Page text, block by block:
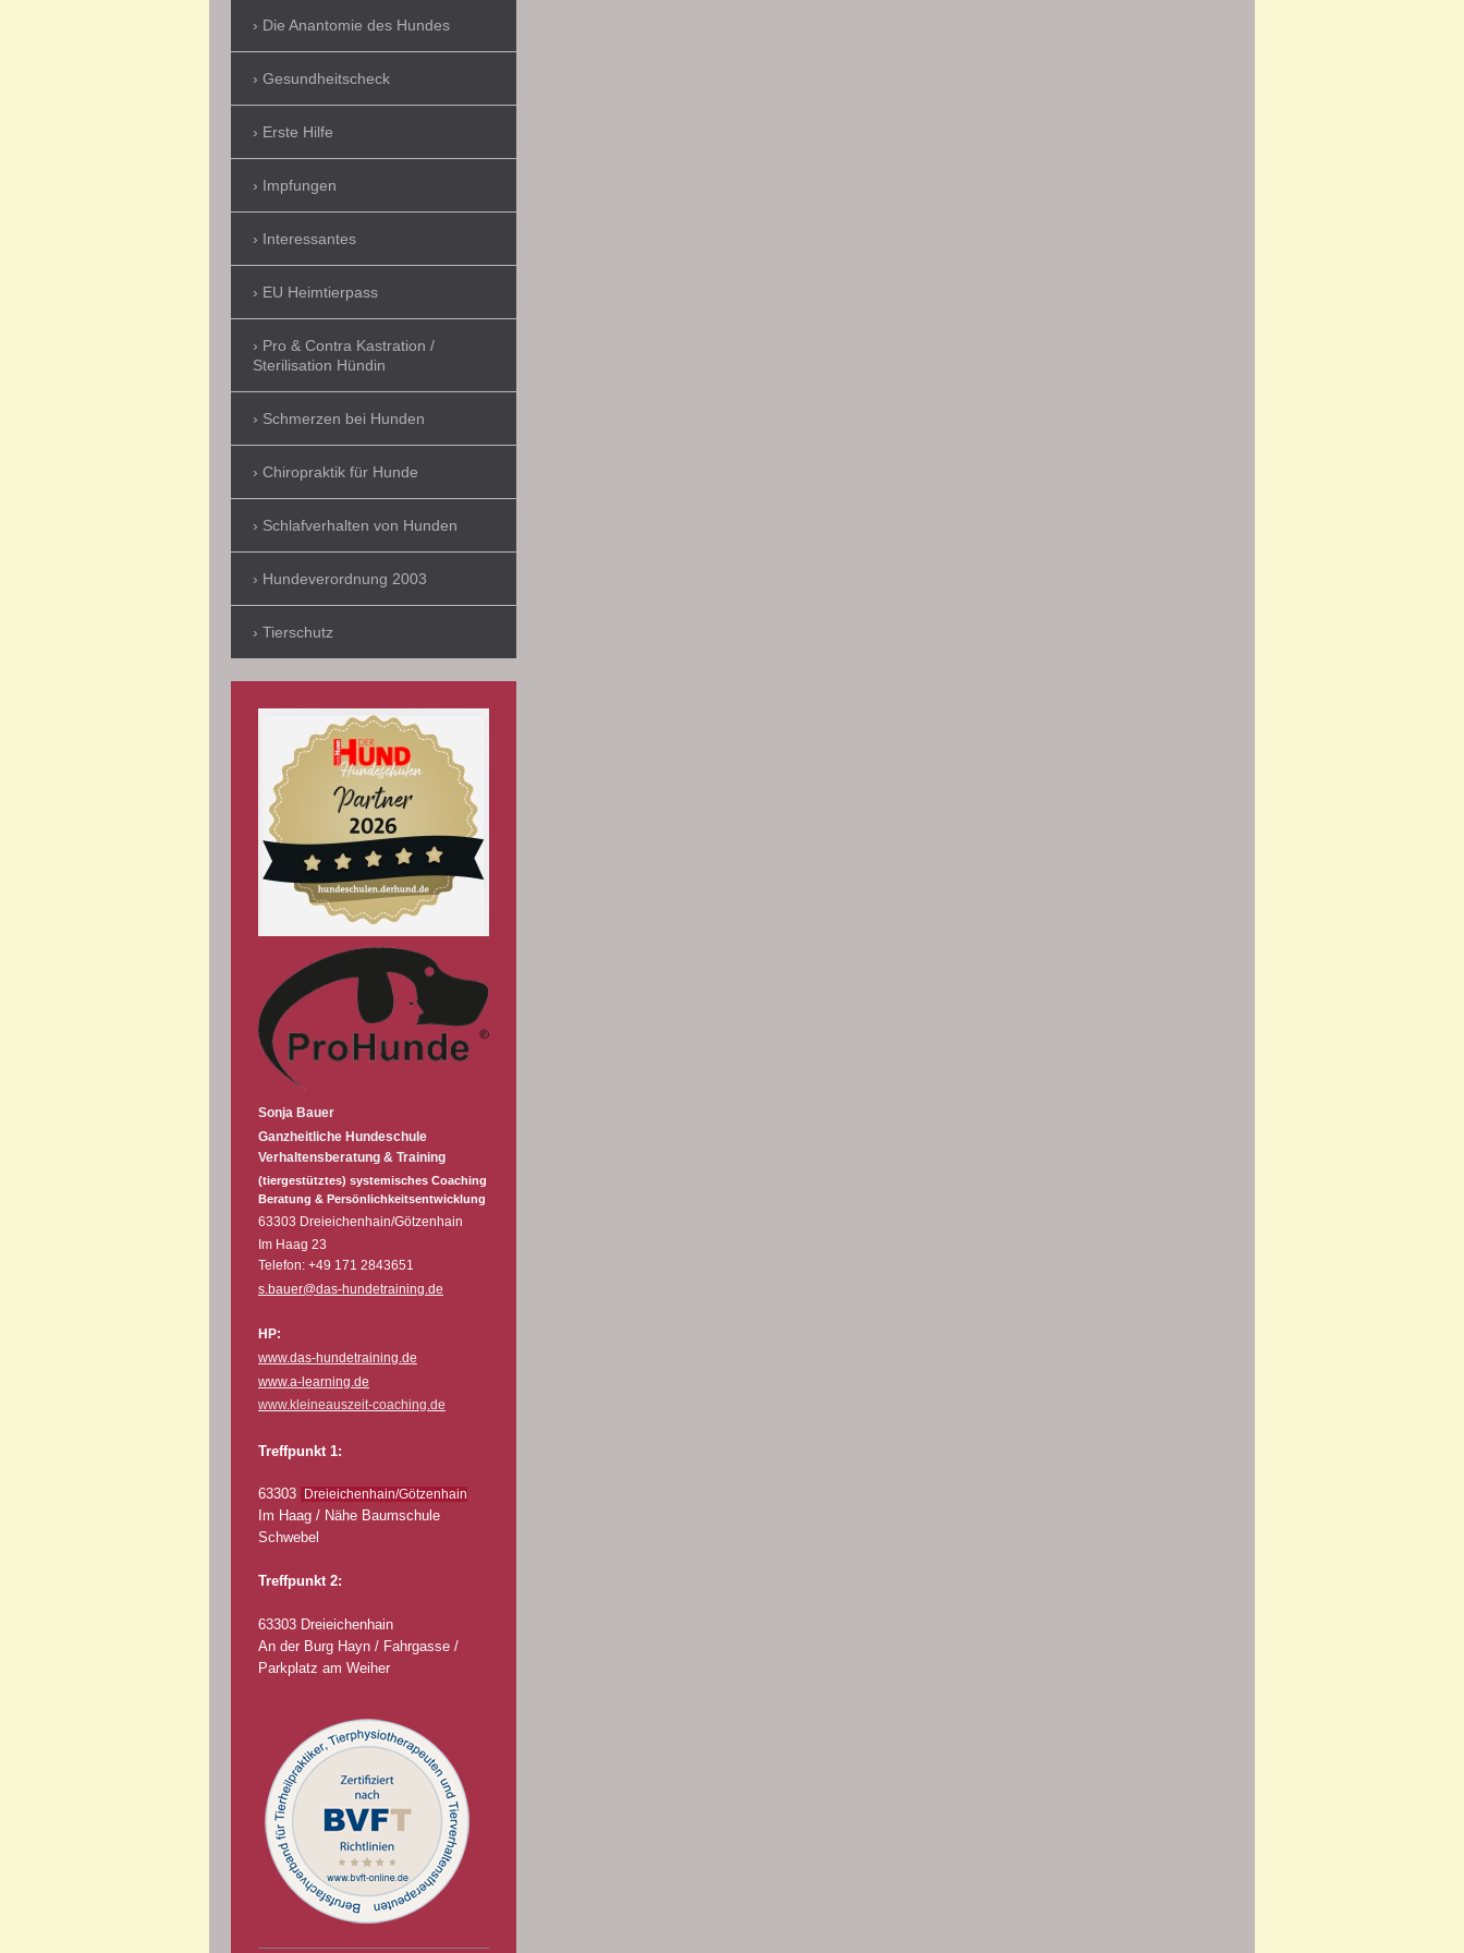
Die Anantomie des Hundes
Gesundheitscheck
Erste Hilfe
Impfungen
Interessantes
EU Heimtierpass
Pro & Contra Kastration /
Sterilisation Hündin
Schmerzen bei Hunden
Chiropraktik für Hunde
Schlafverhalten von Hunden
Hundeverordnung 2003
Tierschutz
Sonja Bauer
Ganzheitliche Hundeschule
Verhaltensberatung & Training
(tiergestütztes) systemisches Coaching
Beratung & Persönlichkeitsentwicklung
63303 Dreieichenhain/Götzenhain
Im Haag 23
Telefon: +49 171 2843651
s.bauer@das-hundetraining.de
HP:
www.das-hundetraining.de
www.a-learning.de
www.kleineauszeit-coaching.de
Treffpunkt 1:
63303
Dreieichenhain/Götzenhain
Im Haag / Nähe Baumschule
Schwebel
Treffpunkt 2:
63303 Dreieichenhain
An der Burg Hayn / Fahrgasse /
Parkplatz am Weiher